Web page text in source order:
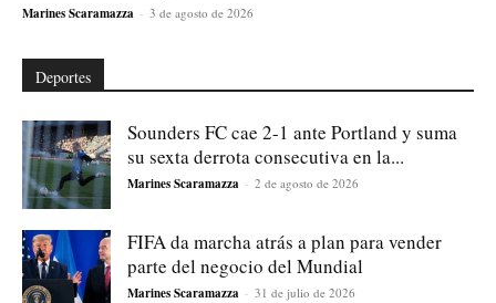
Marines Scaramazza - 3 de agosto de 2026
Deportes
Sounders FC cae 2-1 ante Portland y suma
su sexta derrota consecutiva en la...
Marines Scaramazza - 2 de agosto de 2026
FIFA da marcha atrás a plan para vender
parte del negocio del Mundial
Marines Scaramazza - 31 de julio de 2026